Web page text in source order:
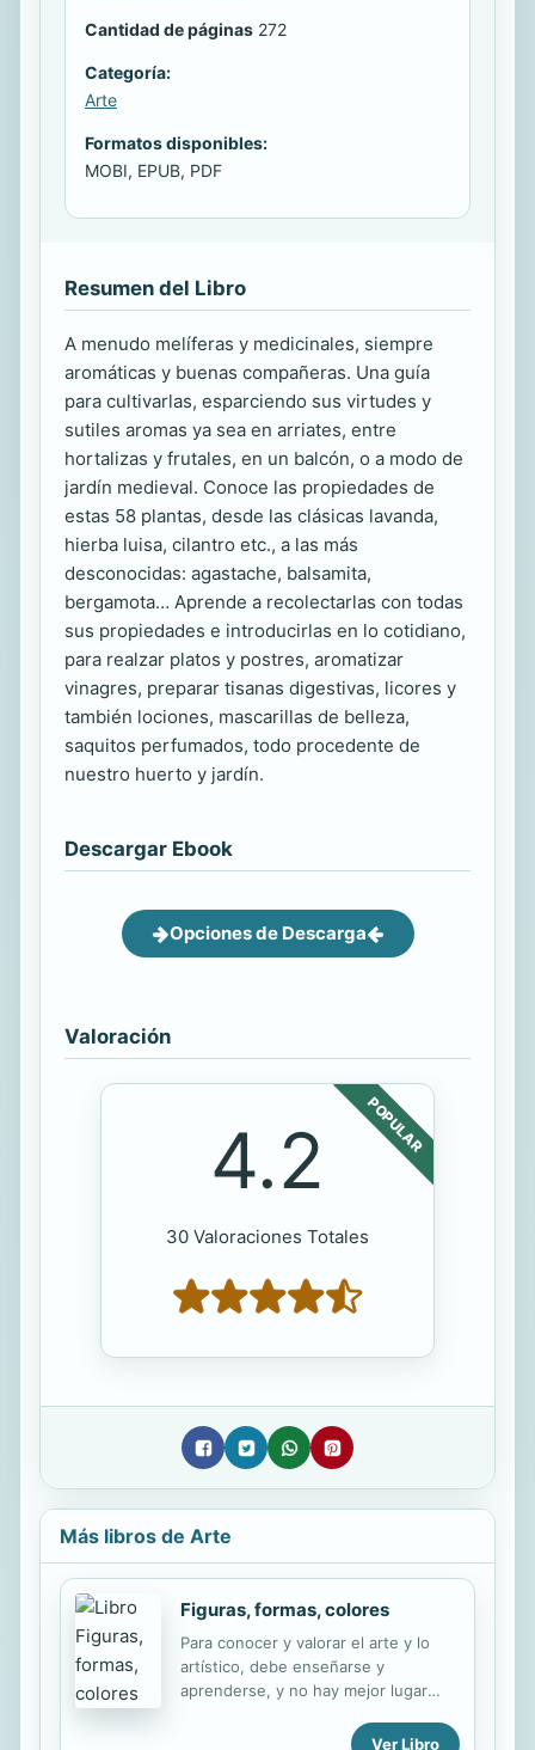
Cantidad de páginas 272
Categoría:
Arte
Formatos disponibles:
MOBI, EPUB, PDF
Resumen del Libro
A menudo melíferas y medicinales, siempre
aromáticas y buenas compañeras. Una guía
para cultivarlas, esparciendo sus virtudes y
sutiles aromas ya sea en arriates, entre
hortalizas y frutales, en un balcón, o a modo de
jardín medieval. Conoce las propiedades de
estas 58 plantas, desde las clásicas lavanda,
hierba luisa, cilantro etc., a las más
desconocidas: agastache, balsamita,
bergamota… Aprende a recolectarlas con todas
sus propiedades e introducirlas en lo cotidiano,
para realzar platos y postres, aromatizar
vinagres, preparar tisanas digestivas, licores y
también lociones, mascarillas de belleza,
saquitos perfumados, todo procedente de
nuestro huerto y jardín.
Descargar Ebook
Opciones de Descarga
Valoración
POPULAR
4.2
30 Valoraciones Totales
Más libros de Arte
Figuras, formas, colores
Para conocer y valorar el arte y lo
artístico, debe enseñarse y
aprenderse, y no hay mejor lugar
centro escolar. hay mejor lugar para
Ver Libro